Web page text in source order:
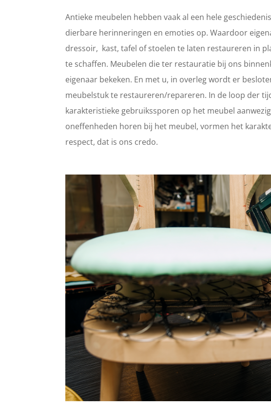
Antieke meubelen hebben vaak al een hele
dierbare herinneringen en emoties op. Waardoor
dressoir, kast, tafel of stoelen te laten restaureren in
te schaffen. Meubelen die ter restauratie bij ons
eigenaar bekeken. En met u, in overleg wordt er
meubelstuk te restaureren/repareren. In de loop der
karakteristieke gebruikssporen op het meubel
oneffenheden horen bij het meubel, vormen het
respect, dat is ons credo.